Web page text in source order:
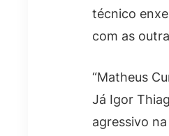
técnico
com as
“Matheus
Já Igor
agressivo